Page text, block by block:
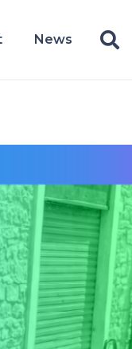
News